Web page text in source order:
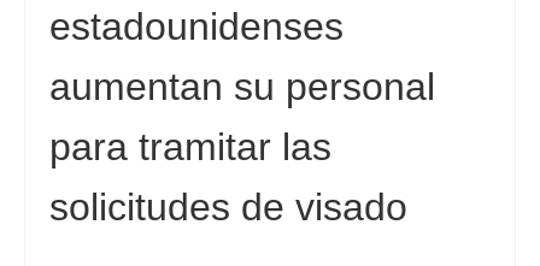
Suomi( Finlandés )
Français (Francés
Deutsch(Alemán
estadounidenses
aumentan su personal
para tramitar las
solicitudes de visado